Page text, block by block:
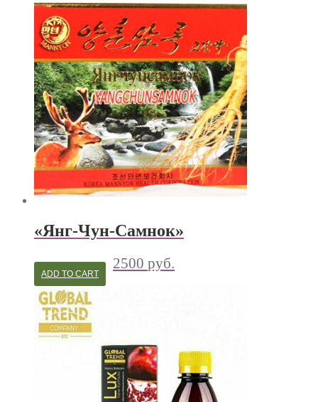
«Янг-Чун-Самнок»
2500 руб.
ADD TO CART